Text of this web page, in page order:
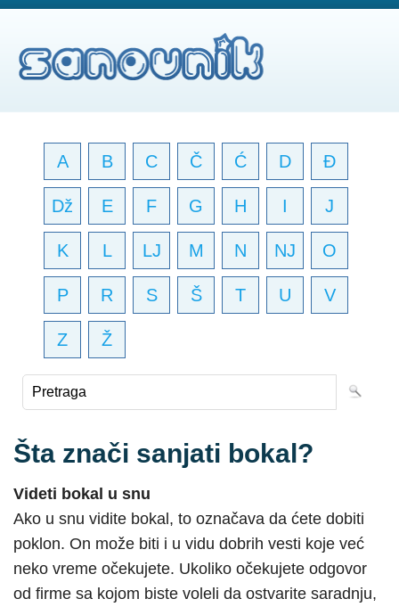
A B C Č Ć D Đ
Dž E F G H I J
K L LJ M N NJ O
P R S Š T U V
Z Ž
Šta znači sanjati bokal?
Videti bokal u snu
Ako u snu vidite bokal, to označava da ćete dobiti
poklon. On može biti i u vidu dobrih vesti koje već
neko vreme očekujete. Ukoliko očekujete odgovor
od firme sa kojom biste voleli da ostvarite saradnju,